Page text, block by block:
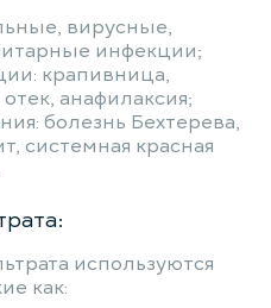
вирусные,
инфекции;
крапивница,
анафилаксия;
болезнь Бехтерева,
системная красная
используются
как: